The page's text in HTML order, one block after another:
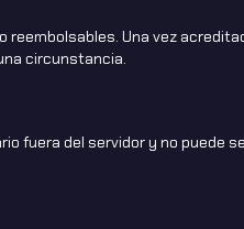
Una vez
circunstancia.
fuera del servidor y no puede